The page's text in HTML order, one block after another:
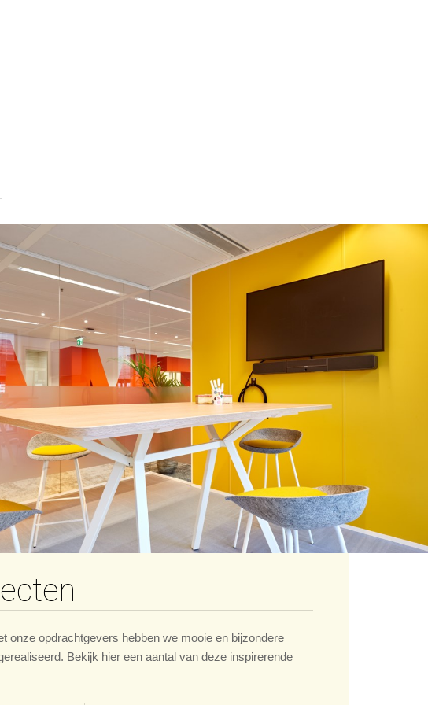
onze opdrachtgevers hebben we mooie en bijzondere
Bekijk hier een aantal van deze inspirerende